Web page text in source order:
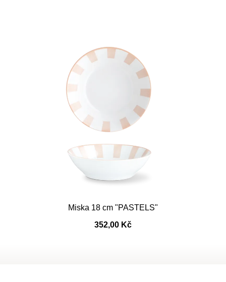
Miska 18 cm "PASTELS"
352,00 Kč